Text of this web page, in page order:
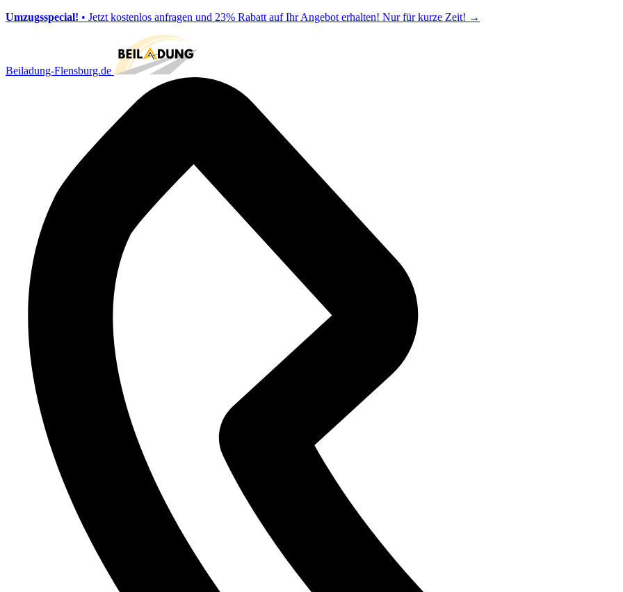
Umzugsspecial! • Jetzt kostenlos anfragen und 23% Rabatt auf Ihr Angebot erhalten! Nur für kurze Zeit! →
Beiladung-Flensburg.de